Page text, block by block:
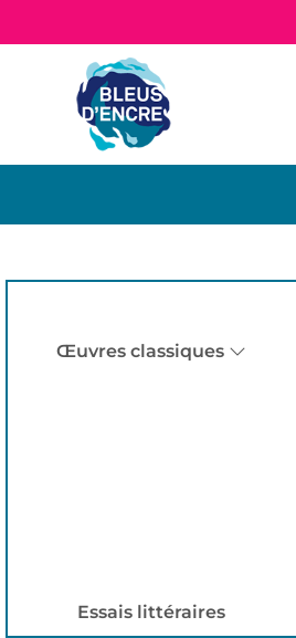
Œuvres classiques
Essais littéraires